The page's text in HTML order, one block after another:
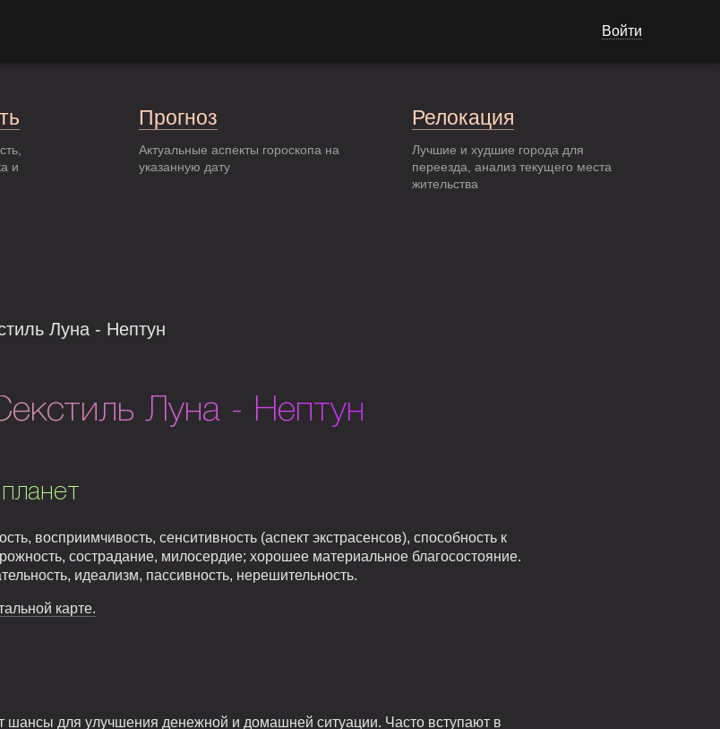
Войти
и
Прогноз
Актуальные аспекты гороскопа на
указанную дату
Релокация
Лучшие и худшие города для
переезда, анализ текущего места
жительства
Луна - Нептун
Луна - Нептун
восприимчивость, сенситивность (аспект экстрасенсов), способность к
сострадание, милосердие; хорошее материальное благосостояние.
идеализм, пассивность, нерешительность.
карте.
шансы для улучшения денежной и домашней ситуации. Часто вступают в